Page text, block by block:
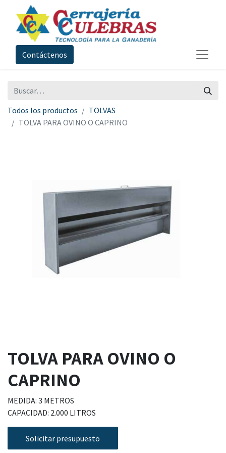
Contáctenos
Todos los productos
TOLVAS
TOLVA PARA OVINO O CAPRINO
TOLVA PARA OVINO O
CAPRINO
MEDIDA: 3 METROS
CAPACIDAD: 2.000 LITROS
Solicitar presupuesto